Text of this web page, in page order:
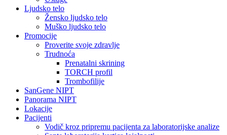
Ljudsko telo
Žensko ljudsko telo
Muško ljudsko telo
Promocije
Proverite svoje zdravlje
Trudnoća
Prenatalni skrining
TORCH profil
Trombofilije
SanGene NIPT
Panorama NIPT
Lokacije
Pacijenti
Vodič kroz pripremu pacijenta za laboratorijske analize